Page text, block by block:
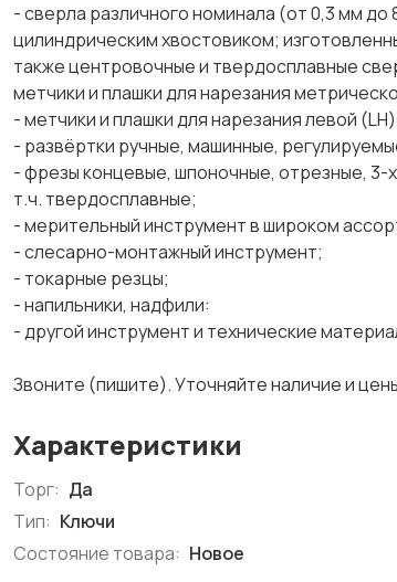
- сверла различного номинала (от 0,3 мм
цилиндрическим хвостовиком;
также центровочные и твердосплавные
метчики и плашки для нарезания
- метчики и плашки для нарезания левой
- развёртки ручные, машинные,
- фрезы концевые, шпоночные, отрезные, 3-
т.ч. твердосплавные;
- мерительный инструмент в широком
- слесарно-монтажный инструмент;
- токарные резцы;
- напильники, надфили:
- другой инструмент и технические
Звоните (пишите). Уточняйте наличие и
Характеристики
Торг: Да
Тип: Ключи
Состояние товара: Новое